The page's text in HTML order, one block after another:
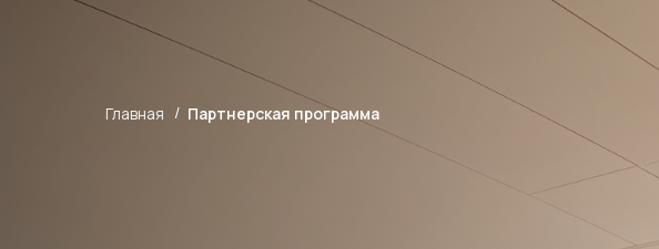
Партнерская программа
/
Главная